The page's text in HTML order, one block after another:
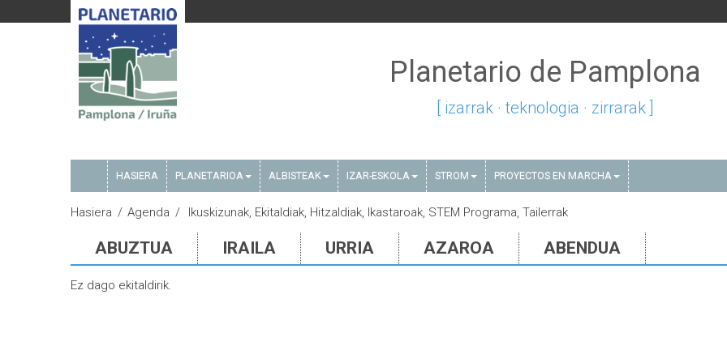
Planetario de Pamplona
[ izarrak · teknologia · zirrarak ]
HASIERA PLANETARIOA ALBISTEAK IZAR-ESKOLA STROM PROYECTOS EN MARCHA
Hasiera Agenda Ikuskizunak, Ekitaldiak, Hitzaldiak, Ikastaroak, STEM Programa, Tailerrak
ABUZTUA IRAILA URRIA AZAROA ABENDUA
Ez dago ekitaldirik.